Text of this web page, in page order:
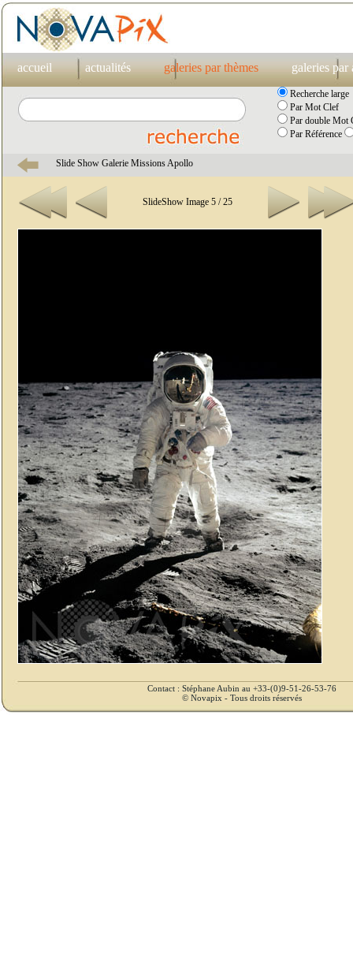
accueil actualités galeries par thèmes galeries par
Recherche large
Par Mot Clef
Par double Mot
Par Référence
Slide Show Galerie Missions Apollo
SlideShow Image 5 / 25
Contact : Stéphane Aubin au +33-(0)9-51-26-53-76
© Novapix - Tous droits réservés